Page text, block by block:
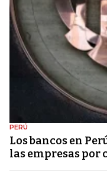
PERÚ
Los bancos en
las empresas por